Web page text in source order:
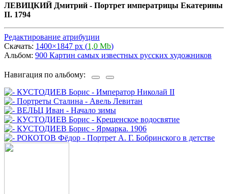
ЛЕВИЦКИЙ Дмитрий - Портрет императрицы Екатерины
II. 1794
Редактирование атрибуции
Скачать: 1400×1847 px (1,0 Mb)
Альбом: 900 Картин самых известных русских художников
Навигация по альбому: